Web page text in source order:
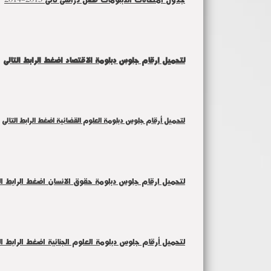
لتحميل ارقام جلوس دبلومة الاقتصاد اضغط الرابط التالى
لتحميل أرقام جلوس دبلومة العلوم القضائية اضغط الرابط التالى
لتحميل ارقام جلوس دبلومة حقوق الانسان اضغط الرابط
لتحميل أرقام جلوس دبلومة العلوم الجنائية اضغط الرابط